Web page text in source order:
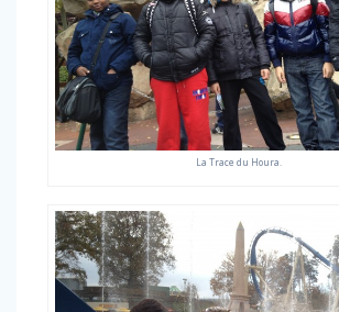
La Trace du Houra.